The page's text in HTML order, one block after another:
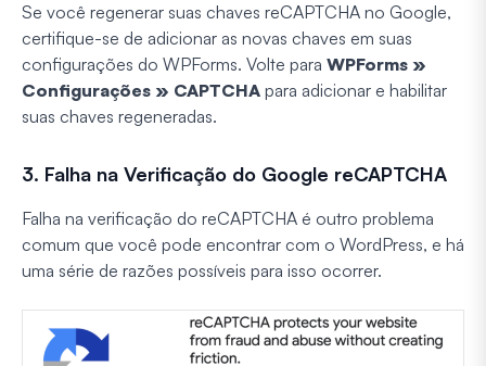
Se você regenerar suas chaves reCAPTCHA no Google,
certifique-se de adicionar as novas chaves em suas
configurações do WPForms. Volte para WPForms »
Configurações » CAPTCHA para adicionar e habilitar
suas chaves regeneradas.
3. Falha na Verificação do Google reCAPTCHA
Falha na verificação do reCAPTCHA é outro problema
comum que você pode encontrar com o WordPress, e há
uma série de razões possíveis para isso ocorrer.